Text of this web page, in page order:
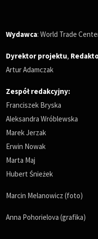
Wydawca: World Trade
Dyrektor projektu,
Artur Adamczak
Zespół redakcyjny:
Franciszek Bryska
Aleksandra Wróblewska
Marek Jerzak
Erwin Nowak
Marta Maj
Hubert Śnieżek
Marcin Melanowicz (foto)
Anna Pohorielova (grafika)